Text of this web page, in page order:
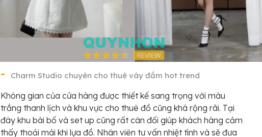
Charm Studio chuyên cho thuê váy đầm hot trend
Không gian của cửa hàng được thiết kế sang trọng với màu
trắng thanh lịch và khu vực cho thuê đồ cũng khá rộng rãi. Tại
đây khu bài bố và set up cũng rất cân đối giúp khách hàng cảm
thấy thoải mái khi lựa đồ. Nhân viên tư vấn nhiệt tình và sẽ đưa